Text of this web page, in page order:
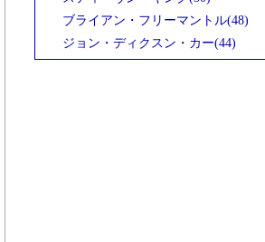
ブライアン・フリーマントル(48)
ジョン・ディクスン・カー(44)